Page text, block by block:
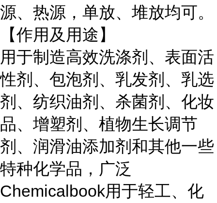
源、热源，单放、堆放均可。
【作用及用途】
用于制造高效洗涤剂、表面活
性剂、包泡剂、乳发剂、乳选
剂、纺织油剂、杀菌剂、化妆
品、增塑剂、植物生长调节
剂、润滑油添加剂和其他一些
特种化学品，广泛
Chemicalbook用于轻工、化